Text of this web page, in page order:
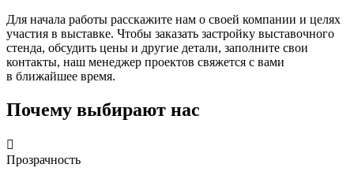
Для начала работы расскажите нам о своей компании и целях
участия в выставке. Чтобы заказать застройку выставочного
стенда, обсудить цены и другие детали, заполните свои
контакты, наш менеджер проектов свяжется с вами
в ближайшее время.
Почему выбирают нас

Прозрачность